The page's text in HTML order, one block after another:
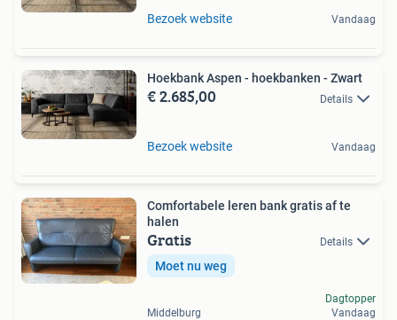
Bezoek website Vandaag
Hoekbank Aspen - hoekbanken - Zwart
€ 2.685,00 Details
Bezoek website Vandaag
Comfortabele leren bank gratis af te
halen
Gratis Details
Moet nu weg
Middelburg
Dagtopper
Vandaag